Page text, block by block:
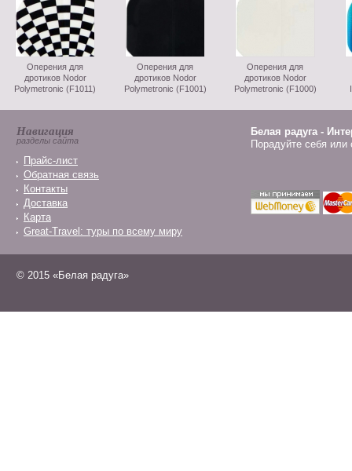
Оперения для
дротиков Nodor
Polymetronic (F1011)
Оперения для
дротиков Nodor
Polymetronic (F1001)
Оперения для
дротиков Nodor
Polymetronic (F1000)
Навигация
разделы сайта
Прайс-лист
Обратная связь
Контакты
Доставка
Карта
Great-Travel: туры по всему миру
Белая радуга -
Порадуйте себя
© 2015 «Белая радуга»